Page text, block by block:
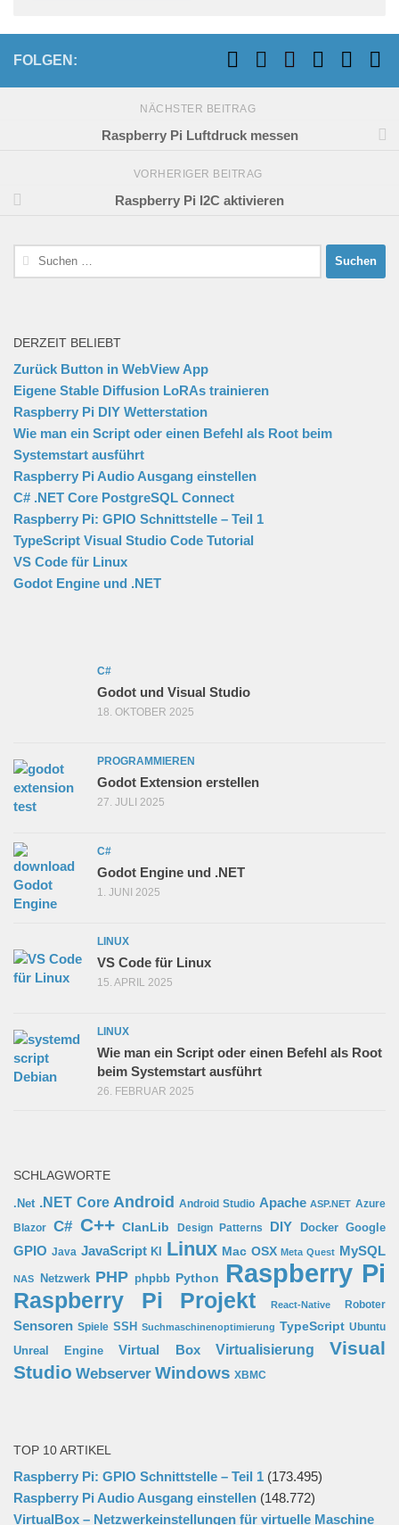
FOLGEN:
NÄCHSTER BEITRAG
Raspberry Pi Luftdruck messen
VORHERIGER BEITRAG
Raspberry Pi I2C aktivieren
Suchen
nach:
DERZEIT BELIEBT
Zurück Button in WebView App
Eigene Stable Diffusion LoRAs trainieren
Raspberry Pi DIY Wetterstation
Wie man ein Script oder einen Befehl als Root beim
Systemstart ausführt
Raspberry Pi Audio Ausgang einstellen
C# .NET Core PostgreSQL Connect
Raspberry Pi: GPIO Schnittstelle – Teil 1
TypeScript Visual Studio Code Tutorial
VS Code für Linux
Godot Engine und .NET
C#
Godot und Visual Studio
18. OKTOBER 2025
PROGRAMMIEREN
Godot Extension erstellen
27. JULI 2025
C#
Godot Engine und .NET
1. JUNI 2025
LINUX
VS Code für Linux
15. APRIL 2025
LINUX
Wie man ein Script oder einen Befehl als Root
beim Systemstart ausführt
26. FEBRUAR 2025
SCHLAGWORTE
.Net .NET Core Android Android Studio Apache ASP.NET Azure
Blazor C# C++ ClanLib Design Patterns DIY Docker Google
GPIO Java JavaScript KI Linux Mac OSX Meta Quest MySQL
NAS Netzwerk PHP phpbb Python Raspberry Pi
Raspberry Pi Projekt React-Native Roboter
Sensoren Spiele SSH Suchmaschinenoptimierung TypeScript Ubuntu
Unreal Engine
Virtual Box Virtualisierung
Visual
Studio Webserver Windows XBMC
TOP 10 ARTIKEL
Raspberry Pi: GPIO Schnittstelle – Teil 1 (173.495)
Raspberry Pi Audio Ausgang einstellen (148.772)
VirtualBox – Netzwerkeinstellungen für virtuelle Maschine